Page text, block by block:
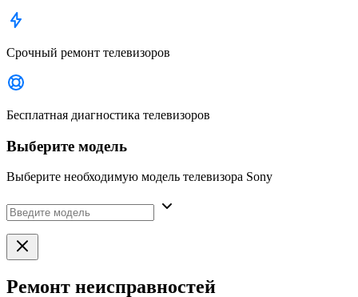
Срочный ремонт телевизоров
Бесплатная диагностика телевизоров
Выберите модель
Выберите необходимую модель телевизора Sony
Ремонт неисправностей